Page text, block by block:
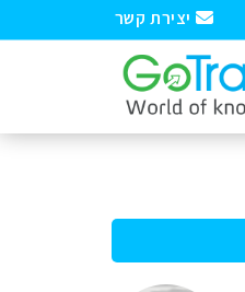
יצירת קשר